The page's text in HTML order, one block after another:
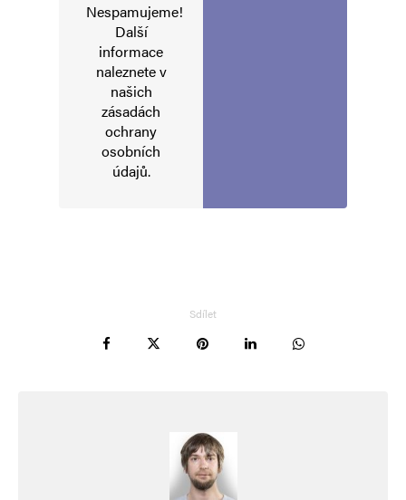
Nespamujeme!
Další
informace
naleznete v
našich
zásadách
ochrany
osobních
údajů.
Sdílet